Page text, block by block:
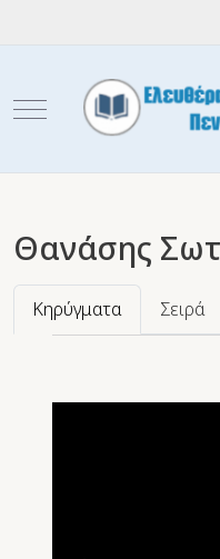
Mobile Menu Toggle
Θανάσης
Κηρύγματα Σειρά